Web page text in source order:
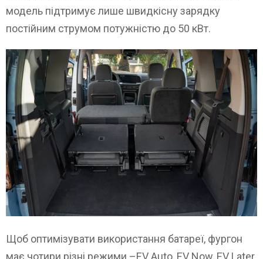
модель підтримує лише швидкісну зарядку
постійним струмом потужністю до 50 кВт.
Щоб оптимізувати використання батареї, фургон
має чотири різні режими –EV Auto, EV Now, EV Later